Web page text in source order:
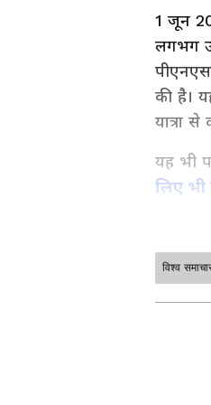
1 जून
लगभग
की है।
यात्रा
यह भी
लिए भी
विश्व